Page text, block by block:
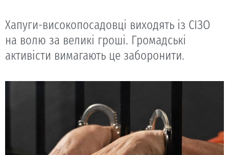
Хапуги-високопосадовці виходять із СІЗО
на волю за великі гроші. Громадські
активісти вимагають це заборонити.